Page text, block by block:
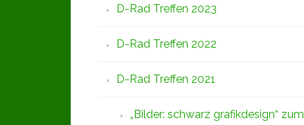
D-Rad Treffen 2023
D-Rad Treffen 2022
D-Rad Treffen 2021
„Bilder: schwarz grafikdesign“ zum